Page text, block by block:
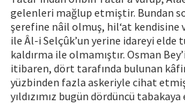
gelenleri mağlup etmiştir. Bundan
şerefine nâil olmuş, hil‘at kendisine
ile Âl-i Selçûk’un yerine idareyi elde
kaldırma ile olmamıştır. Osman
itibaren, dört tarafında bulunan
yüzbinden fazla askeriyle cihat
yıldızımız bugün dördüncü